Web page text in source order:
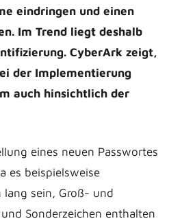
eindringen und einen
Im Trend liegt deshalb
CyberArk zeigt,
der Implementierung
auch hinsichtlich der
eines neuen Passwortes
es beispielsweise
lang sein, Groß- und
Sonderzeichen enthalten